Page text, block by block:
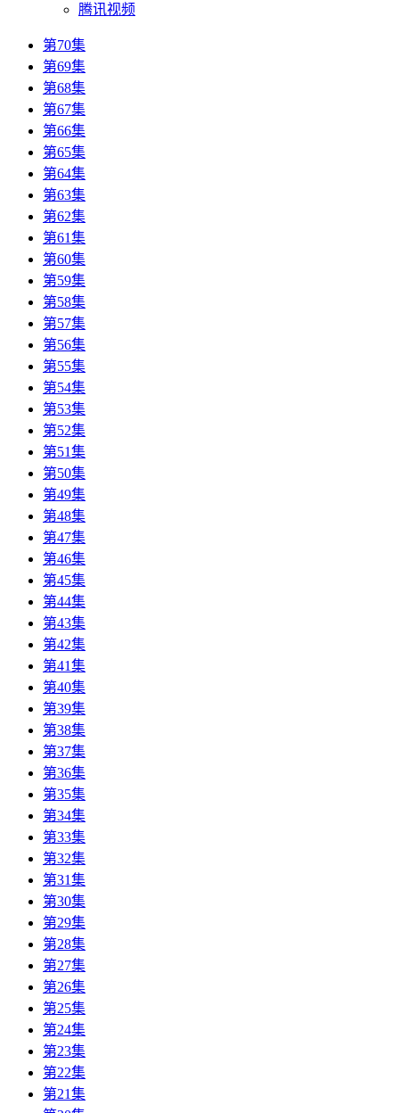
腾讯视频
第70集
第69集
第68集
第67集
第66集
第65集
第64集
第63集
第62集
第61集
第60集
第59集
第58集
第57集
第56集
第55集
第54集
第53集
第52集
第51集
第50集
第49集
第48集
第47集
第46集
第45集
第44集
第43集
第42集
第41集
第40集
第39集
第38集
第37集
第36集
第35集
第34集
第33集
第32集
第31集
第30集
第29集
第28集
第27集
第26集
第25集
第24集
第23集
第22集
第21集